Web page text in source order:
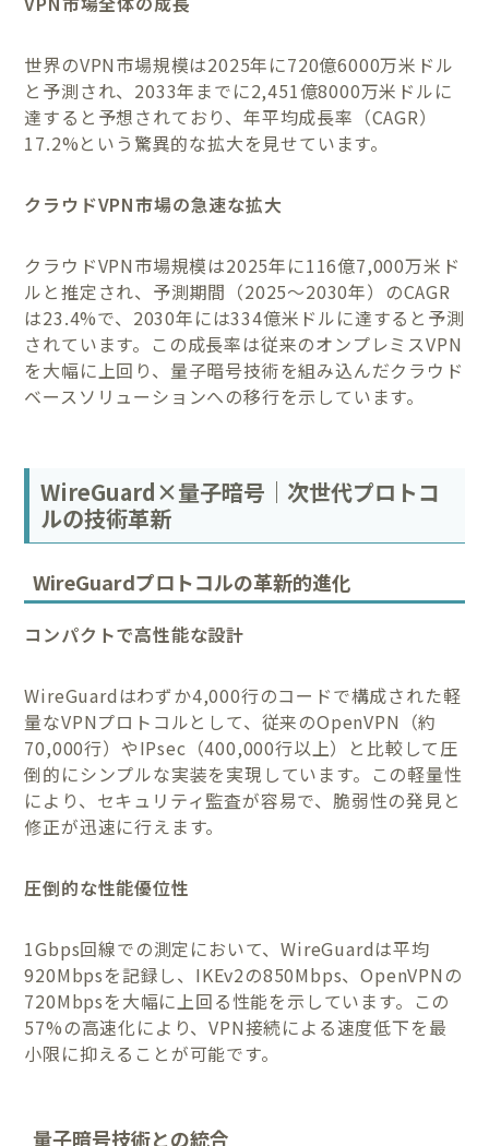
世界のVPN市場規模は2025年に720億6000万米ドル
と予測され、2033年までに2,451億8000万米ドルに
達すると予想されており、年平均成長率（CAGR）
17.2%という驚異的な拡大を見せています。
クラウドVPN市場の急速な拡大
クラウドVPN市場規模は2025年に116億7,000万米ド
ルと推定され、予測期間（2025～2030年）のCAGR
は23.4%で、2030年には334億米ドルに達すると予測
されています。この成長率は従来のオンプレミスVPN
を大幅に上回り、量子暗号技術を組み込んだクラウド
ベースソリューションへの移行を示しています。
WireGuard×量子暗号｜次世代プロトコ
ルの技術革新
WireGuardプロトコルの革新的進化
コンパクトで高性能な設計
WireGuardはわずか4,000行のコードで構成された軽
量なVPNプロトコルとして、従来のOpenVPN（約
70,000行）やIPsec（400,000行以上）と比較して圧
倒的にシンプルな実装を実現しています。この軽量性
により、セキュリティ監査が容易で、脆弱性の発見と
修正が迅速に行えます。
圧倒的な性能優位性
1Gbps回線での測定において、WireGuardは平均
920Mbpsを記録し、IKEv2の850Mbps、OpenVPNの
720Mbpsを大幅に上回る性能を示しています。この
57%の高速化により、VPN接続による速度低下を最
小限に抑えることが可能です。
量子暗号技術との統合